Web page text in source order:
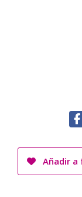
Añadir